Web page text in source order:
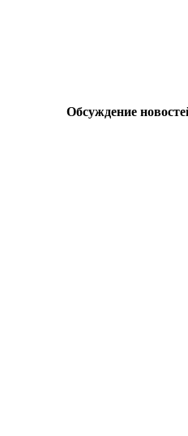
Обсуждение